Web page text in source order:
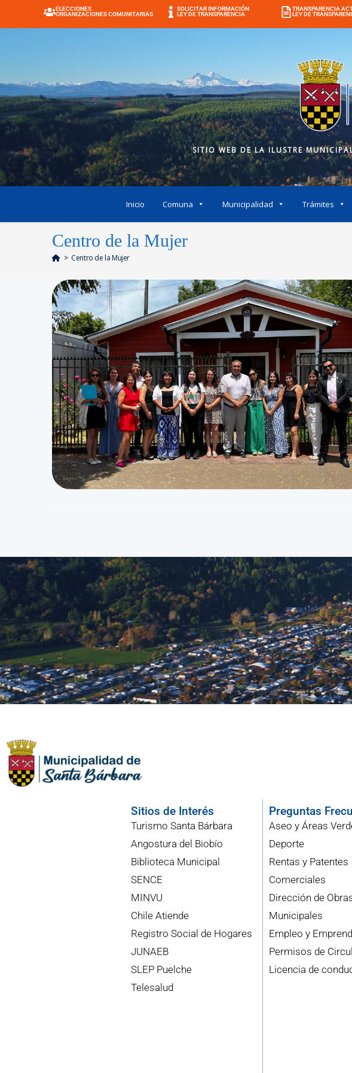
ELECCIONES
ORGANIZACIONES COMUNITARIAS
SOLICITAR INFORMACIÓN
LEY DE TRANSPARENCIA
TRANSPARENCIA
LEY DE
SITIO WEB DE LA ILUSTRE
Inicio Comuna Municipalidad Trámites
Centro de la Mujer
> Centro de la Mujer
Sitios de Interés
Turismo Santa Bárbara
Angostura del Biobío
Biblioteca Municipal
SENCE
MINVU
Chile Atiende
Registro Social de Hogares
JUNAEB
SLEP Puelche
Telesalud
Preguntas
Aseo y Áreas
Deporte
Rentas y Patentes
Comerciales
Dirección de
Municipales
Empleo y
Permisos de
Licencia de